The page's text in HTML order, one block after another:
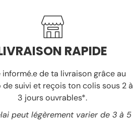
RAPIDE
informé.e de ta livraison grâce au
de suivi et reçois ton colis sous 2 à
3 jours ouvrables*.
peut légèrement varier de 3 à 5